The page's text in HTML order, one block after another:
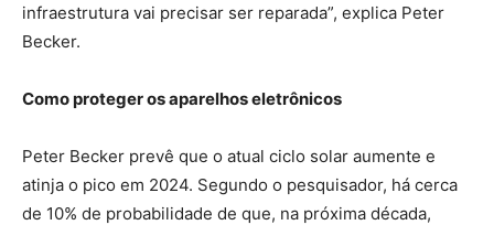
infraestrutura vai precisar ser reparada”, explica Peter
Becker.
Como proteger os aparelhos eletrônicos
Peter Becker prevê que o atual ciclo solar aumente e
atinja o pico em 2024. Segundo o pesquisador, há cerca
de 10% de probabilidade de que, na próxima década,